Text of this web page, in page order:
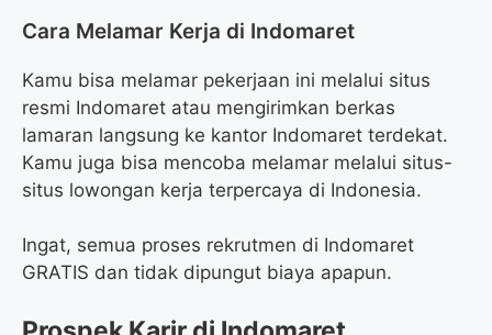
Cara Melamar Kerja di Indomaret
Kamu bisa melamar pekerjaan ini melalui situs
resmi Indomaret atau mengirimkan berkas
lamaran langsung ke kantor Indomaret terdekat.
Kamu juga bisa mencoba melamar melalui situs-
situs lowongan kerja terpercaya di Indonesia.
Ingat, semua proses rekrutmen di Indomaret
GRATIS dan tidak dipungut biaya apapun.